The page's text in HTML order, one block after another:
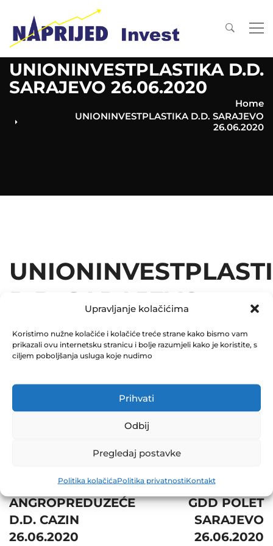
Upravljanje kolačićima
Koristimo nužne kolačiće i kolačiće treće strane kako bismo vam
prikazali ovu internetsku stranicu i bolje razumjeli kako je koristite, s
ciljem poboljšanja usluga koje nudimo
Prihvati
Odbij
Pregledaj postavke
Politika kolačićaPolitika privatnostiKontakt
UNIONINVESTPLASTIKA D.D.
SARAJEVO 26.06.2020
Home
UNIONINVESTPLASTIKA D.D. SARAJEVO
26.06.2020
D.D. SARAJEVO
26.06.2020
June 26, 2020
navigation
ANGROPREDUZEĆE
D.D. CAZIN
26.06.2020
GDD POLET
SARAJEVO
26.06.2020